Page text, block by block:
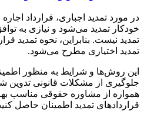
در مورد تمدید اجباری، قرارداد
خودکار تمدید می‌شود و نیازی به
تمدید نیست. بنابراین، نحوه تمدید
تمدید اختیاری مطرح می‌شود.
این روش‌ها و شرایط به منظور
جلوگیری از مشکلات قانونی تدوین
همواره از مشاوره حقوقی مناسب
قراردادهای تمدید اطمینان حاصل